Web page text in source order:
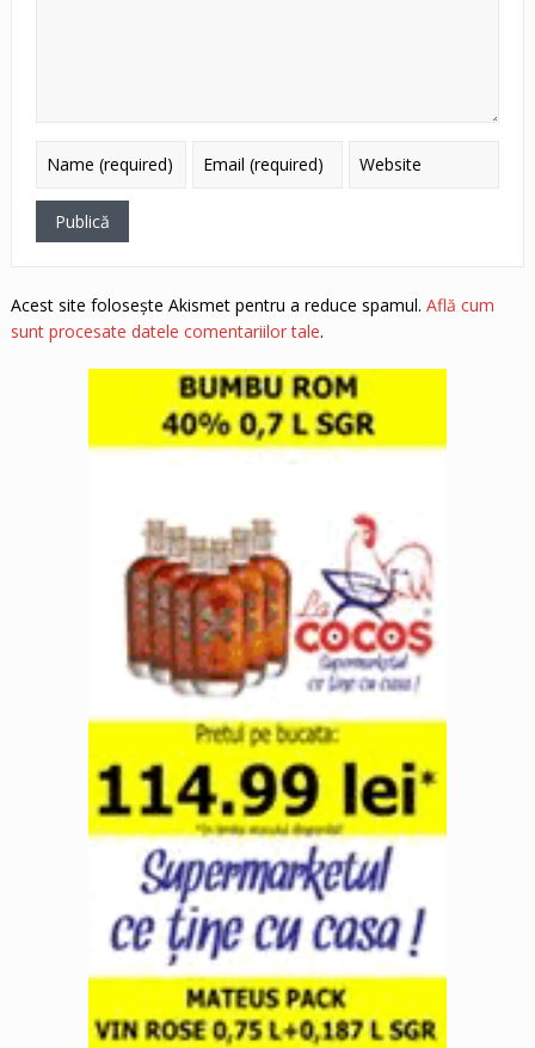
Acest site folosește Akismet pentru a reduce spamul. Află cum
sunt procesate datele comentariilor tale.